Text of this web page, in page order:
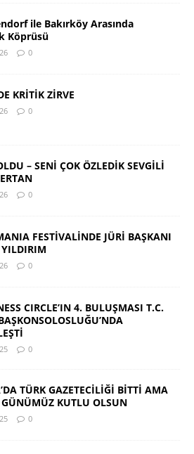
ile Bakırköy Arasında
Köprüsü
0
KRİTİK ZİRVE
0
– SENİ ÇOK ÖZLEDİK SEVGİLİ
0
FESTİVALİNDE JÜRİ BAŞKANI
0
CIRCLE’IN 4. BULUŞMASI T.C.
0
TÜRK GAZETECİLİĞİ BİTTİ AMA
KUTLU OLSUN
0